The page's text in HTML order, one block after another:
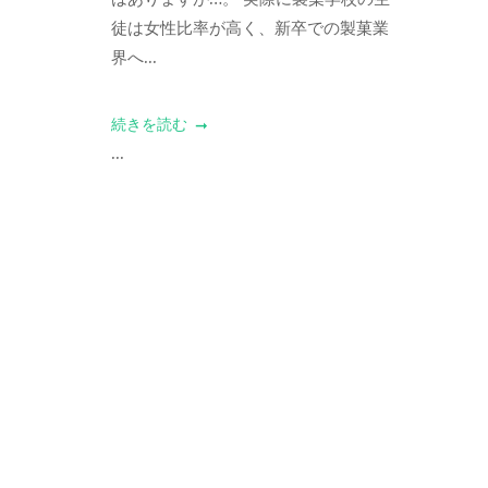
徒は女性比率が高く、新卒での製菓業
界へ...
続きを読む
...